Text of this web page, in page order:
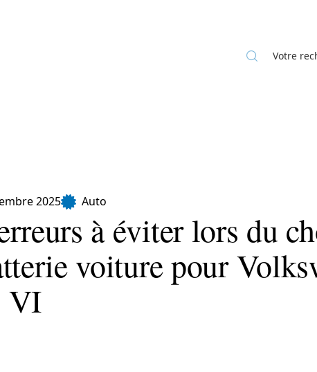
2025 Auto
à éviter lors du
voiture pour
VI